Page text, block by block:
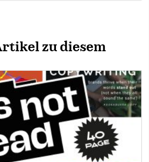
zu diesem